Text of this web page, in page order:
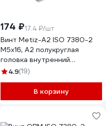
174 ₽17.4 ₽/шт
Винт Metiz-A2 ISO 7380-2
M5x16, А2 полукруглая
головка внутренний
шестигранник, пресс-шайба,
4.9(19)
В корзину